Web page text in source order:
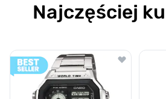
Najczęściej
Poruszanie się po elementach karuzeli
Naciśnij, aby pominąć karuzelę
Naciśnij, aby przejść do nawigacji